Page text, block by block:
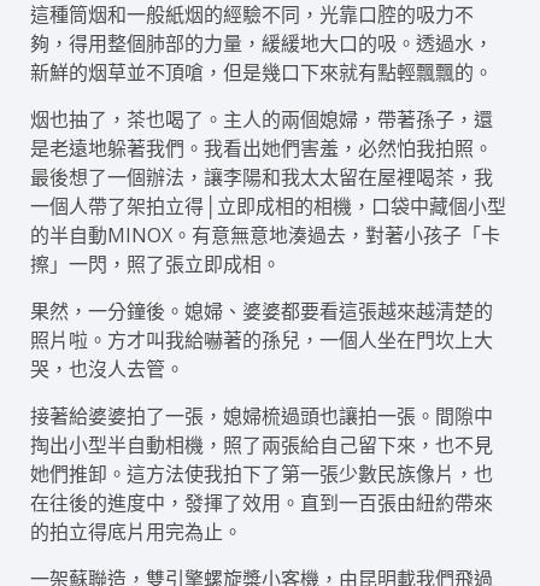
這種筒烟和一般紙烟的經驗不同，光靠口腔的吸力不
夠，得用整個肺部的力量，緩緩地大口的吸。透過水，
新鮮的烟草並不頂嗆，但是幾口下來就有點輕飄飄的。
烟也抽了，茶也喝了。主人的兩個媳婦，帶著孫子，還
是老遠地躲著我們。我看出她們害羞，必然怕我拍照。
最後想了一個辦法，讓李陽和我太太留在屋裡喝茶，我
一個人帶了架拍立得│立即成相的相機，口袋中藏個小型
的半自動MINOX。有意無意地湊過去，對著小孩子「卡
擦」一閃，照了張立即成相。
果然，一分鐘後。媳婦、婆婆都要看這張越來越清楚的
照片啦。方才叫我給嚇著的孫兒，一個人坐在門坎上大
哭，也沒人去管。
接著給婆婆拍了一張，媳婦梳過頭也讓拍一張。間隙中
掏出小型半自動相機，照了兩張給自己留下來，也不見
她們推卸。這方法使我拍下了第一張少數民族像片，也
在往後的進度中，發揮了效用。直到一百張由紐約帶來
的拍立得底片用完為止。
一架蘇聯造，雙引擎螺旋槳小客機，由昆明載我們飛過